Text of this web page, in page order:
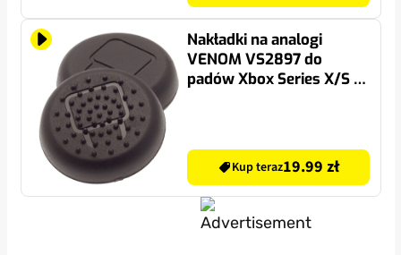
Nakładki na analogi
VENOM VS2897 do
padów Xbox Series X/S &
Kup teraz19.99 zł